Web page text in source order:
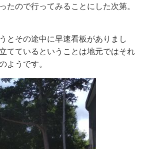
たので行ってみることにした次第。
とその途中に早速看板がありまし
てているということは地元ではそれ
ようです。